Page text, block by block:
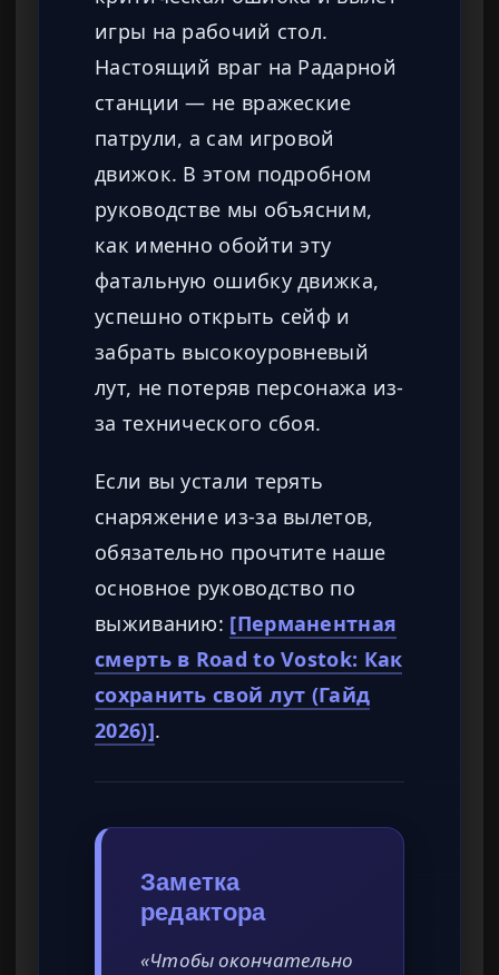
игры на рабочий стол.
Настоящий враг на Радарной
станции — не вражеские
патрули, а сам игровой
движок. В этом подробном
руководстве мы объясним,
как именно обойти эту
фатальную ошибку движка,
успешно открыть сейф и
забрать высокоуровневый
лут, не потеряв персонажа из-
за технического сбоя.
Если вы устали терять
снаряжение из-за вылетов,
обязательно прочтите наше
основное руководство по
выживанию: [Перманентная
смерть в Road to Vostok: Как
сохранить свой лут (Гайд
2026)].
Заметка
редактора
«Чтобы окончательно